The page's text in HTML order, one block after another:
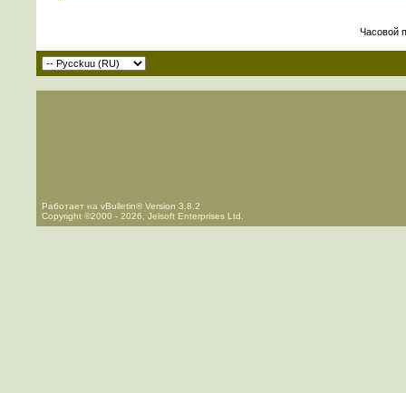
Часовой
Работает на vBulletin® Version 3.8.2
Copyright ©2000 - 2026, Jelsoft Enterprises Ltd.